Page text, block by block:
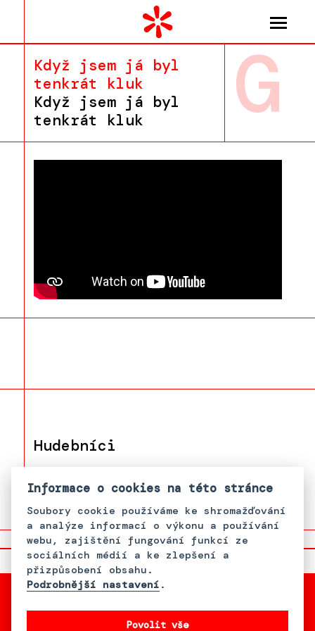
Když jsem já byl
tenkrát kluk
Když jsem já byl
tenkrát kluk
G
Hudebníci
Informace o cookies na této stránce
Soubory cookie používáme ke shromažďování
a analýze informací o výkonu a používání
webu, zajištění fungování funkcí ze
sociálních médií a ke zlepšení a
přizpůsobení obsahu.
Podrobnější nastavení .
Povolit vše